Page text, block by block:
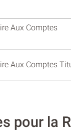
Aux Comptes
Aux Comptes
pour la